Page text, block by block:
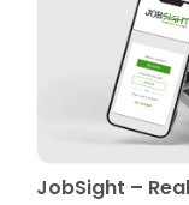
JobSight –